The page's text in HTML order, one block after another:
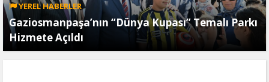
YEREL HABERLER
Gaziosmanpaşa’nın “Dünya Kupası” Temalı Parkı
Hizmete Açıldı